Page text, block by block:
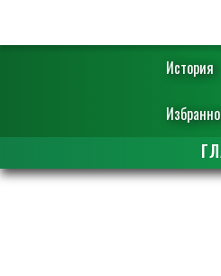
История